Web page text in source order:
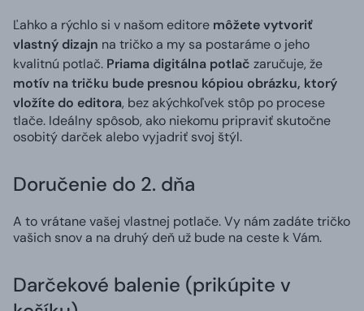
Ľahko a rýchlo si v našom editore môžete vytvoriť
vlastný dizajn na tričko a my sa postaráme o jeho
kvalitnú potlač. Priama digitálna potlač zaručuje, že
motív na tričku bude presnou kópiou obrázku, ktorý
vložíte do editora, bez akýchkoľvek stôp po procese
tlače. Ideálny spôsob, ako niekomu pripraviť skutočne
osobitý darček alebo vyjadriť svoj štýl.
Doručenie do 2. dňa
A to vrátane vašej vlastnej potlače. Vy nám zadáte tričko
vašich snov a na druhý deň už bude na ceste k Vám.
Darčekové balenie (prikúpite v